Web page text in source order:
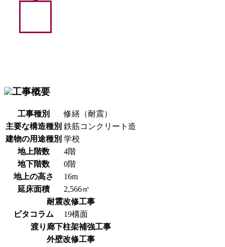
工事概要
工事種別
修繕（耐震）
主要な構造種別 鉄筋コンクリート造
建物の用途種別 学校
地上階数
4階
地下階数
0階
地上の高さ
16m
延床面積
2,566㎡
耐震改修工事
ピタコラム
19構面
渡り廊下柱架補強工事
外壁改修工事